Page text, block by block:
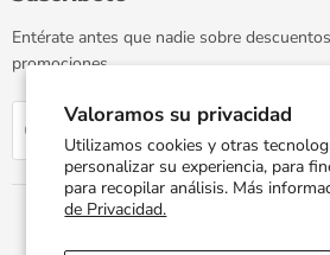
Valoramos su privacidad
Utilizamos cookies y otras
personalizar su experiencia, para
para recopilar análisis. Más
de Privacidad.
Entérate antes que nadie sobre
promociones.
Correo electrónico